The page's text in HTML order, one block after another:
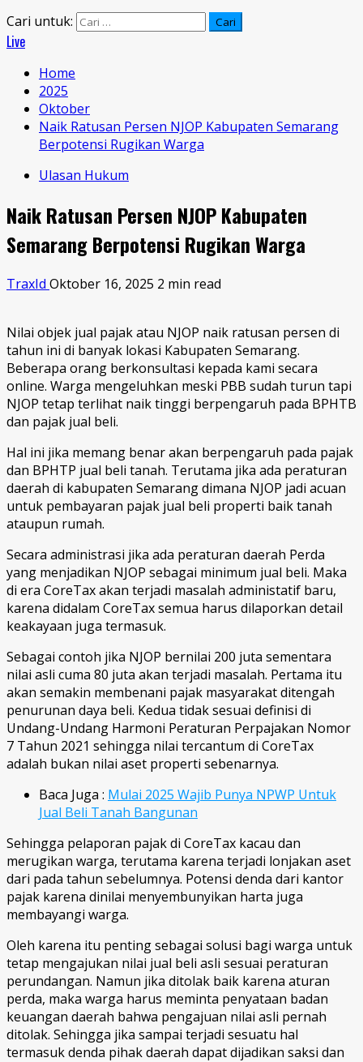
Cari untuk:
Live
Home
2025
Oktober
Naik Ratusan Persen NJOP Kabupaten Semarang
Berpotensi Rugikan Warga
Ulasan Hukum
Naik Ratusan Persen NJOP Kabupaten
Semarang Berpotensi Rugikan Warga
TraxId Oktober 16, 2025 2 min read
Nilai objek jual pajak atau NJOP naik ratusan persen di
tahun ini di banyak lokasi Kabupaten Semarang.
Beberapa orang berkonsultasi kepada kami secara
online. Warga mengeluhkan meski PBB sudah turun tapi
NJOP tetap terlihat naik tinggi berpengaruh pada BPHTB
dan pajak jual beli.
Hal ini jika memang benar akan berpengaruh pada pajak
dan BPHTP jual beli tanah. Terutama jika ada peraturan
daerah di kabupaten Semarang dimana NJOP jadi acuan
untuk pembayaran pajak jual beli properti baik tanah
ataupun rumah.
Secara administrasi jika ada peraturan daerah Perda
yang menjadikan NJOP sebagai minimum jual beli. Maka
di era CoreTax akan terjadi masalah administatif baru,
karena didalam CoreTax semua harus dilaporkan detail
keakayaan juga termasuk.
Sebagai contoh jika NJOP bernilai 200 juta sementara
nilai asli cuma 80 juta akan terjadi masalah. Pertama itu
akan semakin membenani pajak masyarakat ditengah
penurunan daya beli. Kedua tidak sesuai definisi di
Undang-Undang Harmoni Peraturan Perpajakan Nomor
7 Tahun 2021 sehingga nilai tercantum di CoreTax
adalah bukan nilai aset properti sebenarnya.
Baca Juga : Mulai 2025 Wajib Punya NPWP Untuk
Jual Beli Tanah Bangunan
Sehingga pelaporan pajak di CoreTax kacau dan
merugikan warga, terutama karena terjadi lonjakan aset
dari pada tahun sebelumnya. Potensi denda dari kantor
pajak karena dinilai menyembunyikan harta juga
membayangi warga.
Oleh karena itu penting sebagai solusi bagi warga untuk
tetap mengajukan nilai jual beli asli sesuai peraturan
perundangan. Namun jika ditolak baik karena aturan
perda, maka warga harus meminta penyataan badan
keuangan daerah bahwa pengajuan nilai asli pernah
ditolak. Sehingga jika sampai terjadi sesuatu hal
termasuk denda pihak daerah dapat dijadikan saksi dan